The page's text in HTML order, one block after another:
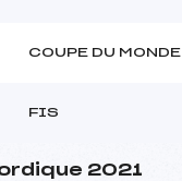
COUPE DU MONDE
FIS
2021